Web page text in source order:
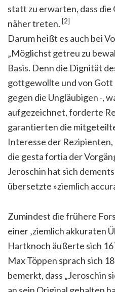
statt zu erwarten, dass
näher treten. [2]
Darum heißt es auch bei
„Möglichst getreu zu
Basis. Denn die Dignität
gottgewollte und von
gegen die Ungläubigen -,
aufgezeichnet, forderte
garantierten die
Interesse der
die gesta fortia der
Jeroschin hat sich
übersetzte »ziemlich
Zumindest die frühere
einer ‚ziemlich akkuraten
Hartknoch äußerte sich
Max Töppen sprach sich
bemerkt, dass „Jeroschin